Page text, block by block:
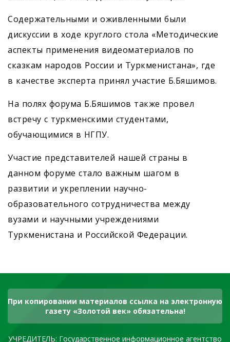
Содержательными и оживленными были
дискуссии в ходе круглого стола «Методические
аспекты применения видеоматериалов по
сказкам народов России и Туркменистана», где
в качестве эксперта принял участие Б.Бяшимов.
На полях форума Б.Бяшимов также провел
встречу с туркменскими студентами,
обучающимися в НГПУ.
Участие представителей нашей страны в
данном форуме стало важным шагом в
развитии и укреплении научно-
образовательного сотрудничества между
вузами и научными учреждениями
Туркменистана и Российской Федерации.
При копировании материалов ссылка на электронную
газету «Золотой век» обязательна!
УЧРЕДИТЕЛЬ: Государственное информационное агентство